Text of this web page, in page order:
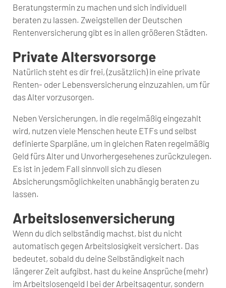
Beratungstermin zu machen und sich individuell
beraten zu lassen. Zweigstellen der Deutschen
Rentenversicherung gibt es in allen größeren Städten.
Private Altersvorsorge
Natürlich steht es dir frei, (zusätzlich) in eine private
Renten- oder Lebensversicherung einzuzahlen, um für
das Alter vorzusorgen.
Neben Versicherungen, in die regelmäßig eingezahlt
wird, nutzen viele Menschen heute ETFs und selbst
definierte Sparpläne, um in gleichen Raten regelmäßig
Geld fürs Alter und Unvorhergesehenes zurückzulegen.
Es ist in jedem Fall sinnvoll sich zu diesen
Absicherungsmöglichkeiten unabhängig beraten zu
lassen.
Arbeitslosenversicherung
Wenn du dich selbständig machst, bist du nicht
automatisch gegen Arbeitslosigkeit versichert. Das
bedeutet, sobald du deine Selbständigkeit nach
längerer Zeit aufgibst, hast du keine Ansprüche (mehr)
im Arbeitslosengeld I bei der Arbeitsagentur, sondern